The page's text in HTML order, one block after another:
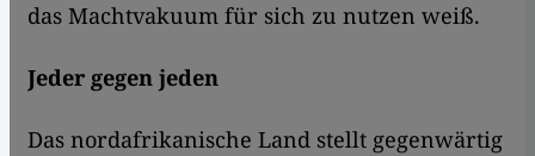
das Machtvakuum für sich zu nutzen weiß.
Jeder gegen jeden
Das nordafrikanische Land stellt gegenwärtig